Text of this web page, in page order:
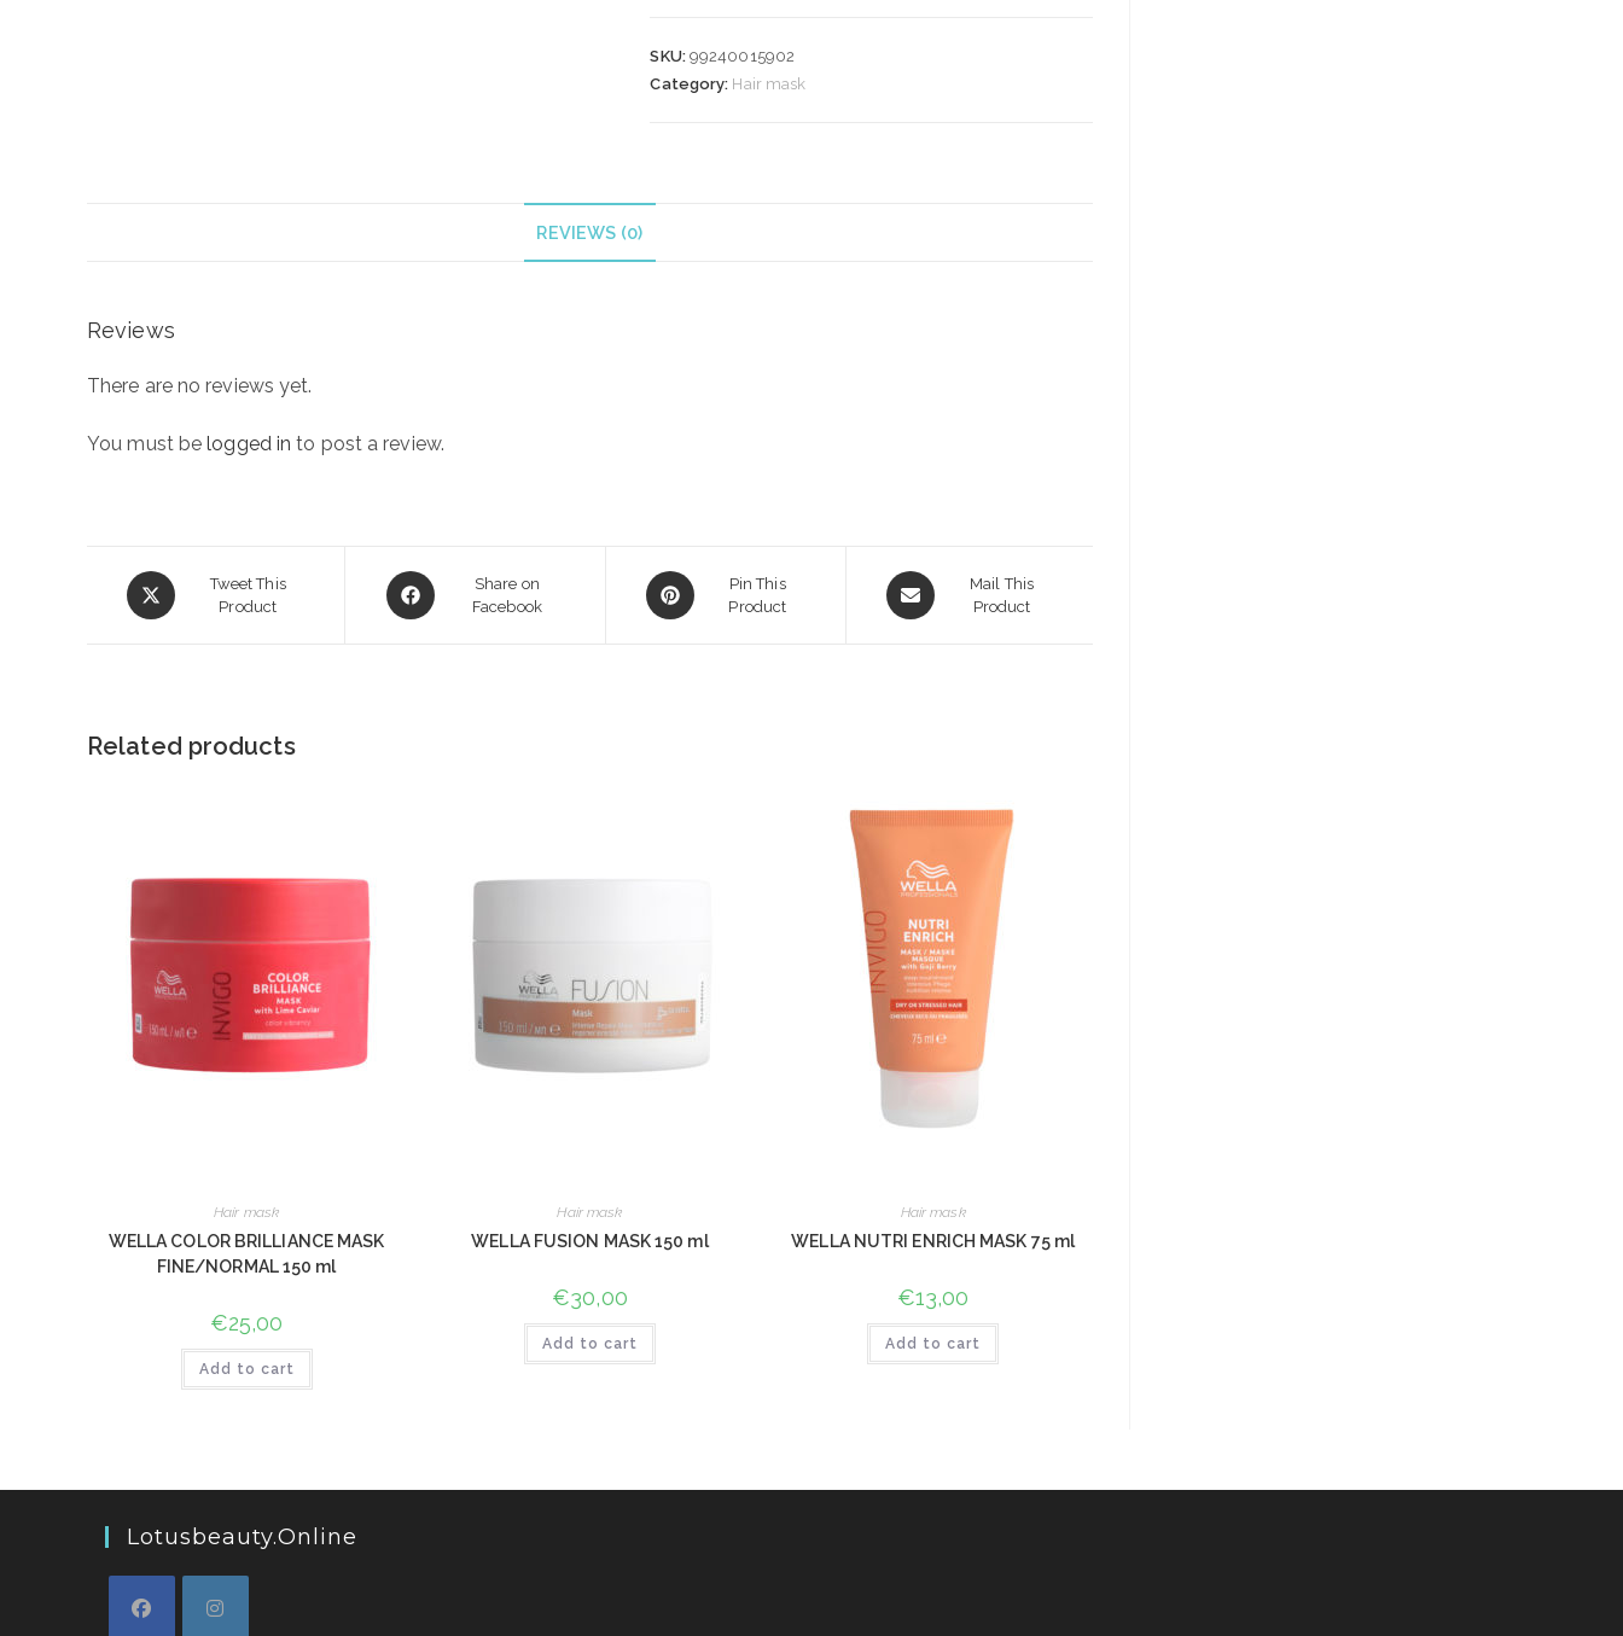
SKU: 99240015902
Category: Hair mask
REVIEWS (0)
Reviews
There are no reviews yet.
You must belogged in to post a review.
Opens
in
Tweet This
Product
Opens
in
Share on
Facebook
Opens
in
Pin This
Product
Opens
in
Mail This
Product
Related products
Hair mask
WELLA COLOR BRILLIANCE MASK
FINE/NORMAL 150 ml
€25,00
Add to cart
Hair mask
WELLA FUSION MASK 150 ml
€30,00
Add to cart
Hair mask
WELLA NUTRI ENRICH MASK 75 ml
€13,00
Add to cart
Lotusbeauty.online